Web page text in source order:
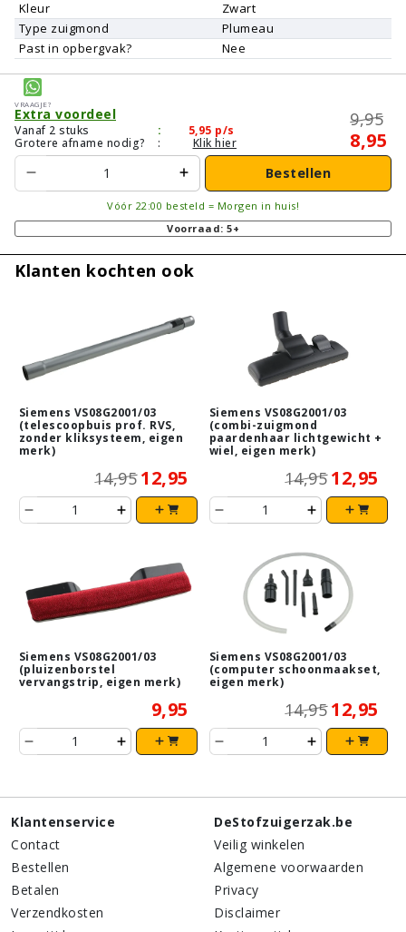
Kleur
Zwart
Type zuigmond
Plumeau
Past in opbergvak?
Nee
Vraagje?
Extra voordeel
Vanaf 2 stuks : 5,95 p/s
Grotere afname nodig?
: Klik hier
9,95
8,95
Bestellen
Vóór 22:00 besteld = Morgen in huis!
Voorraad: 5+
Klanten kochten ook
Siemens VS08G2001/03
(telescoopbuis prof. RVS,
zonder kliksysteem, eigen
merk)
14,95 12,95
Siemens VS08G2001/03
(combi-zuigmond
paardenhaar lichtgewicht +
wiel, eigen merk)
14,95 12,95
Siemens VS08G2001/03
(pluizenborstel
vervangstrip, eigen merk)
9,95
Siemens VS08G2001/03
(computer schoonmaakset,
eigen merk)
14,95 12,95
Klantenservice
Contact
Bestellen
Betalen
Verzendkosten
DeStofzuigerzak.be
Veilig winkelen
Algemene voorwaarden
Privacy
Disclaimer